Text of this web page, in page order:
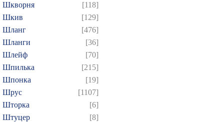
Шкворня
[118]
Шкив
[129]
Шланг
[476]
Шланги
[36]
Шлейф
[70]
Шпилька
[215]
Шпонка
[19]
Шрус
[1107]
Шторка
[6]
Штуцер
[8]